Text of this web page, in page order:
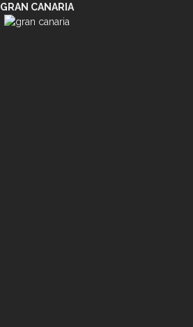
GRAN CANARIA